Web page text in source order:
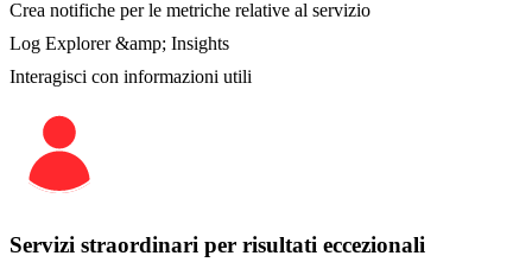
Crea notifiche per le metriche relative al servizio
Log Explorer &amp; Insights
Interagisci con informazioni utili
Servizi straordinari per risultati eccezionali